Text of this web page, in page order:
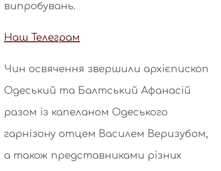
випробувань.
Наш Телеграм
Чин освячення звершили архієпископ
Одеський та Балтський Афанасій
разом із капеланом Одеського
гарнізону отцем Василем Веризубом,
а також представниками різних